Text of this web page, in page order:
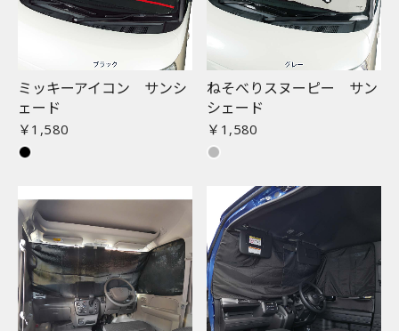
ミッキーアイコン サンシ
ェード
￥1,580
ねそべりスヌーピー サン
シェード
￥1,580